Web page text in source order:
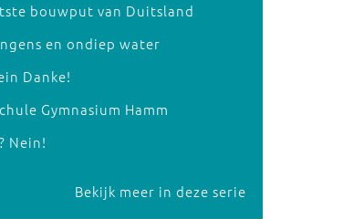
bouwput van Duitsland
en ondiep water
Danke!
Gymnasium Hamm
Nein!
Bekijk meer in deze serie